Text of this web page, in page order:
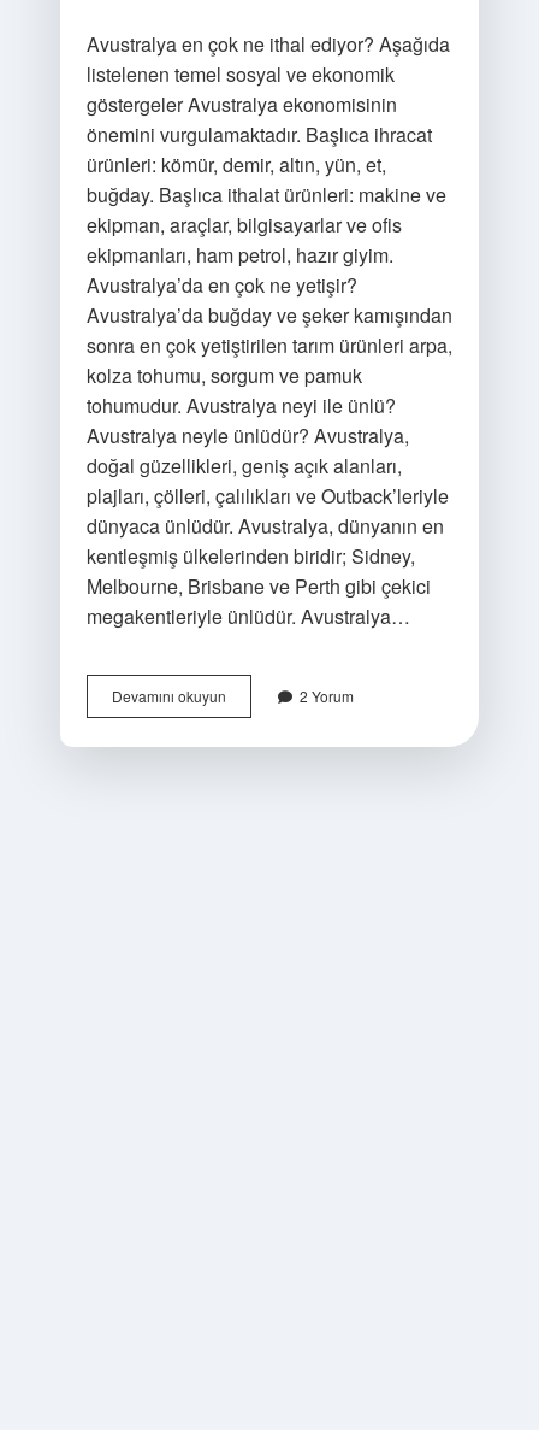
Avustralya en çok ne ithal ediyor? Aşağıda
listelenen temel sosyal ve ekonomik
göstergeler Avustralya ekonomisinin
önemini vurgulamaktadır. Başlıca ihracat
ürünleri: kömür, demir, altın, yün, et,
buğday. Başlıca ithalat ürünleri: makine ve
ekipman, araçlar, bilgisayarlar ve ofis
ekipmanları, ham petrol, hazır giyim.
Avustralya’da en çok ne yetişir?
Avustralya’da buğday ve şeker kamışından
sonra en çok yetiştirilen tarım ürünleri arpa,
kolza tohumu, sorgum ve pamuk
tohumudur. Avustralya neyi ile ünlü?
Avustralya neyle ünlüdür? Avustralya,
doğal güzellikleri, geniş açık alanları,
plajları, çölleri, çalılıkları ve Outback’leriyle
dünyaca ünlüdür. Avustralya, dünyanın en
kentleşmiş ülkelerinden biridir; Sidney,
Melbourne, Brisbane ve Perth gibi çekici
megakentleriyle ünlüdür. Avustralya…
Devamını okuyunAvustralyada
Ne
2 Yorum